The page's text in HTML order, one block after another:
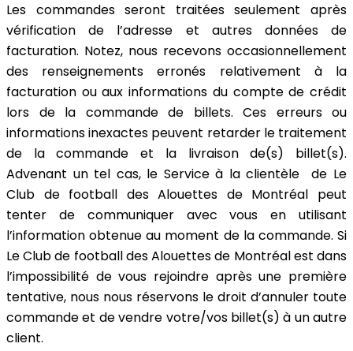
Les commandes seront traitées seulement après
vérification de l’adresse et autres données de
facturation. Notez, nous recevons occasionnellement
des renseignements erronés relativement à la
facturation ou aux informations du compte de crédit
lors de la commande de billets. Ces erreurs ou
informations inexactes peuvent retarder le traitement
de la commande et la livraison de(s) billet(s).
Advenant un tel cas, le Service à la clientèle de Le
Club de football des Alouettes de Montréal peut
tenter de communiquer avec vous en utilisant
l’information obtenue au moment de la commande. Si
Le Club de football des Alouettes de Montréal est dans
l’impossibilité de vous rejoindre après une première
tentative, nous nous réservons le droit d’annuler toute
commande et de vendre votre/vos billet(s) à un autre
client.